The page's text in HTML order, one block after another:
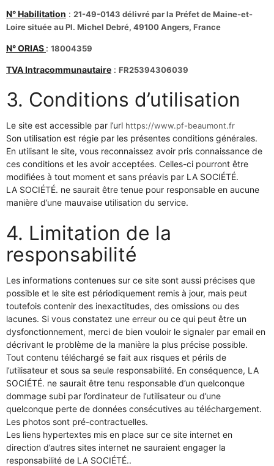
N° Habilitation : 21-49-0143 délivré par la Préfet de Maine-et-
Loire située au Pl. Michel Debré, 49100 Angers, France
N° ORIAS : 18004359
TVA Intracommunautaire : FR25394306039
3. Conditions d’utilisation
Le site est accessible par l’url https://www.pf-beaumont.fr
Son utilisation est régie par les présentes conditions générales.
En utilisant le site, vous reconnaissez avoir pris connaissance de
ces conditions et les avoir acceptées. Celles-ci pourront être
modifiées à tout moment et sans préavis par LA SOCIÉTÉ.
LA SOCIÉTÉ. ne saurait être tenue pour responsable en aucune
manière d’une mauvaise utilisation du service.
4. Limitation de la
responsabilité
Les informations contenues sur ce site sont aussi précises que
possible et le site est périodiquement remis à jour, mais peut
toutefois contenir des inexactitudes, des omissions ou des
lacunes. Si vous constatez une erreur ou ce qui peut être un
dysfonctionnement, merci de bien vouloir le signaler par email en
décrivant le problème de la manière la plus précise possible.
Tout contenu téléchargé se fait aux risques et périls de
l’utilisateur et sous sa seule responsabilité. En conséquence, LA
SOCIÉTÉ. ne saurait être tenu responsable d’un quelconque
dommage subi par l’ordinateur de l’utilisateur ou d’une
quelconque perte de données consécutives au téléchargement.
Les photos sont pré-contractuelles.
Les liens hypertextes mis en place sur ce site internet en
direction d’autres sites internet ne sauraient engager la
responsabilité de LA SOCIÉTÉ..